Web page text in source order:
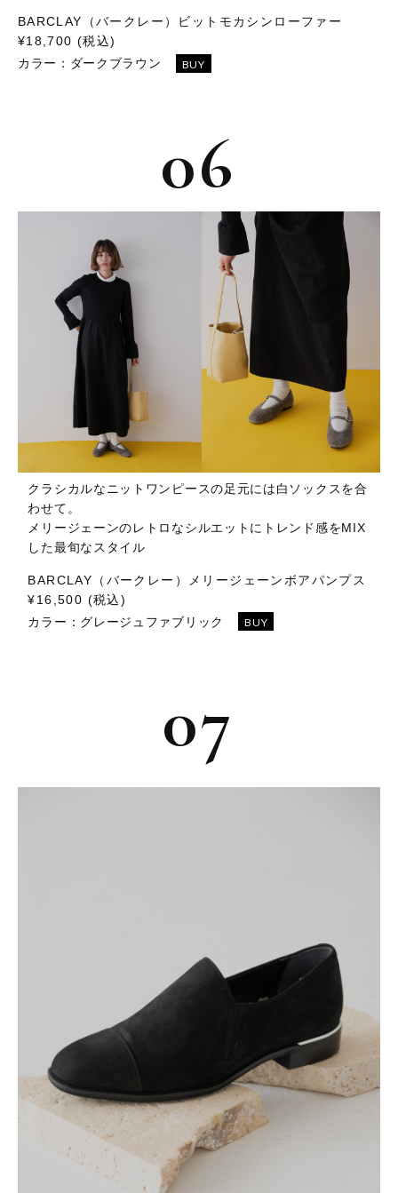
BARCLAY（バークレー）ビットモカシンローファー
¥18,700 (税込)
カラー： ダークブラウン BUY
06
クラシカルなニットワンピースの足元には白ソックスを合
わせて。
メリージェーンのレトロなシルエットにトレンド感をMIX
した最旬なスタイル
BARCLAY（バークレー）メリージェーンボアパンプス
¥16,500 (税込)
カラー： グレージュファブリック BUY
07